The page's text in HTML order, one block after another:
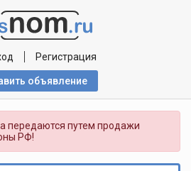
Регистрация
объявлениe
передаются путем продажи
РФ!